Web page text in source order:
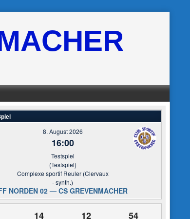
8. August 2026
16:00
Testspiel
(Testspiel)
Complexe sportif Reuler (Clervaux
- synth.)
NORDEN 02 — CS GREVENMACHER
14 12 54